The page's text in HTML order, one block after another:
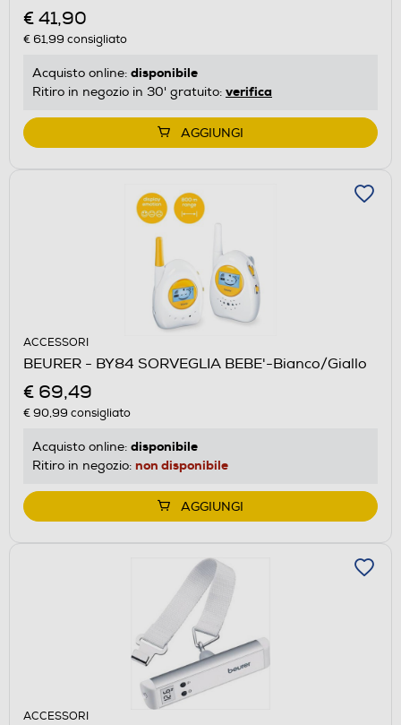
€ 41,90
€ 61,99 consigliato
Acquisto online: disponibile
Ritiro in negozio in 30' gratuito: verifica
AGGIUNGI
ACCESSORI
BEURER - BY84 SORVEGLIA BEBE'-Bianco/Giallo
€ 69,49
€ 90,99 consigliato
Acquisto online: disponibile
Ritiro in negozio: non disponibile
AGGIUNGI
ACCESSORI